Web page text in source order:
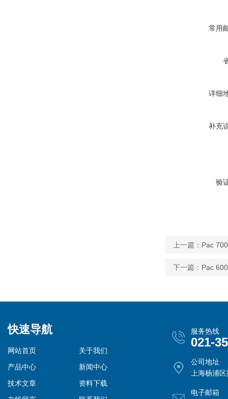
常用
详细
补充
验
上一篇： Pac
下一篇： Pac
快速导航
网站首页
关于我们
产品中心
新闻中心
技术文章
资料下载
服务热线
021-
公司地址
上海杨浦
电子邮箱